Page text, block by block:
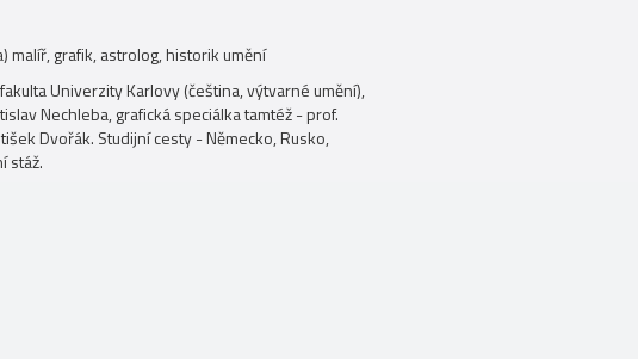
malíř, grafik, astrolog, historik umění
Univerzity Karlovy (čeština, výtvarné umění),
Nechleba, grafická speciálka tamtéž - prof.
Dvořák. Studijní cesty - Německo, Rusko,
stáž.